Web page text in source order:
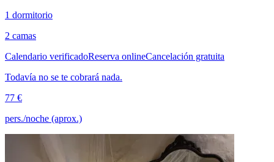
1 dormitorio
2 camas
Calendario verificadoReserva onlineCancelación gratuita
Todavía no se te cobrará nada.
77 €
pers./noche (aprox.)